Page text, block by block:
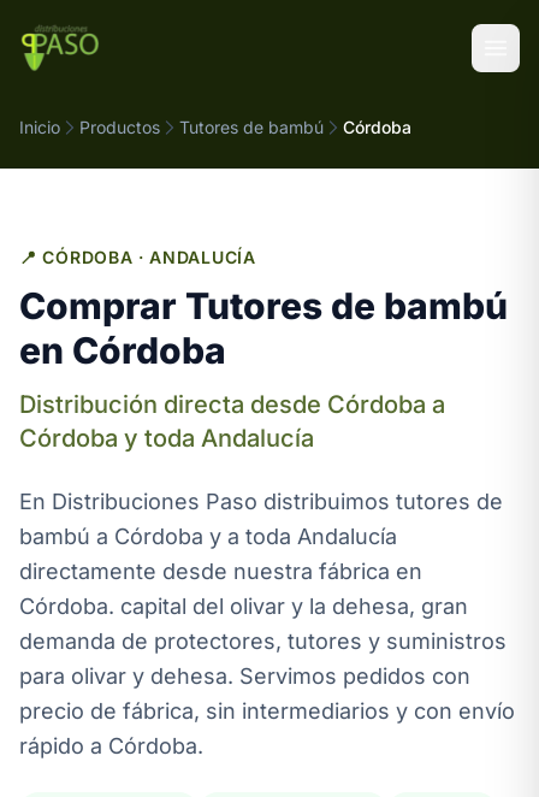
Inicio Productos Tutores de bambú Córdoba
📍 CÓRDOBA · ANDALUCÍA
Comprar Tutores de bambú
en Córdoba
Distribución directa desde Córdoba a
Córdoba y toda Andalucía
En Distribuciones Paso distribuimos tutores de
bambú a Córdoba y a toda Andalucía
directamente desde nuestra fábrica en
Córdoba. capital del olivar y la dehesa, gran
demanda de protectores, tutores y suministros
para olivar y dehesa. Servimos pedidos con
precio de fábrica, sin intermediarios y con envío
rápido a Córdoba.